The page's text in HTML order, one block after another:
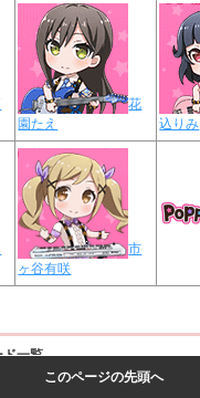
花
園たえ
込りみ
市
ヶ谷有咲
一覧
このページの先頭へ